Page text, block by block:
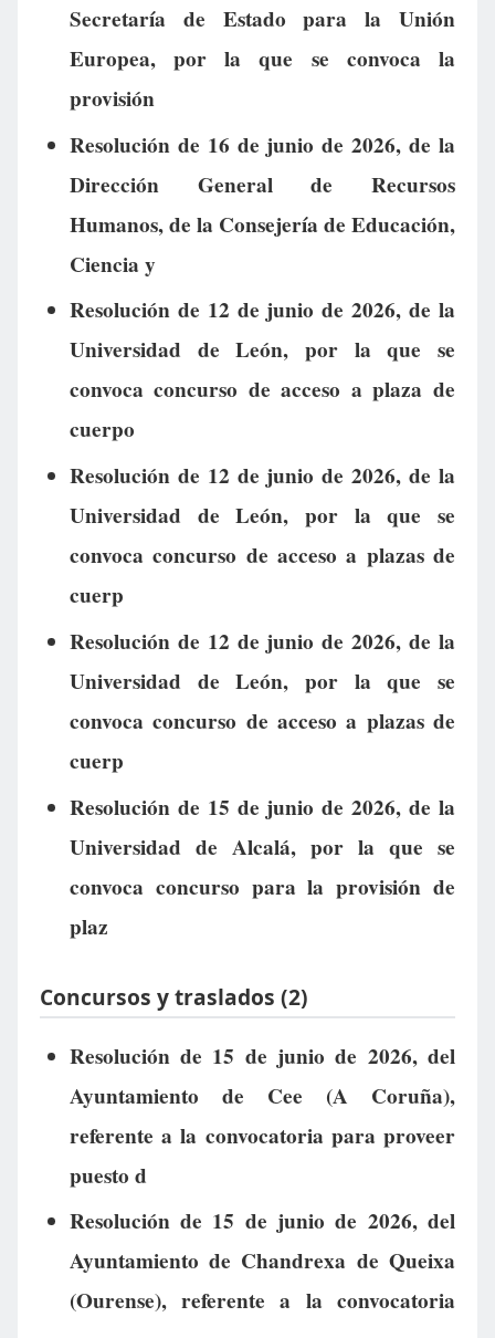
Secretaría de Estado para la Unión
Europea, por la que se convoca la
provisión
Resolución de 16 de junio de 2026, de la
Dirección General de Recursos
Humanos, de la Consejería de Educación,
Ciencia y
Resolución de 12 de junio de 2026, de la
Universidad de León, por la que se
convoca concurso de acceso a plaza de
cuerpo
Resolución de 12 de junio de 2026, de la
Universidad de León, por la que se
convoca concurso de acceso a plazas de
cuerp
Resolución de 12 de junio de 2026, de la
Universidad de León, por la que se
convoca concurso de acceso a plazas de
cuerp
Resolución de 15 de junio de 2026, de la
Universidad de Alcalá, por la que se
convoca concurso para la provisión de
plaz
Concursos y traslados (2)
Resolución de 15 de junio de 2026, del
Ayuntamiento de Cee (A Coruña),
referente a la convocatoria para proveer
puesto d
Resolución de 15 de junio de 2026, del
Ayuntamiento de Chandrexa de Queixa
(Ourense), referente a la convocatoria